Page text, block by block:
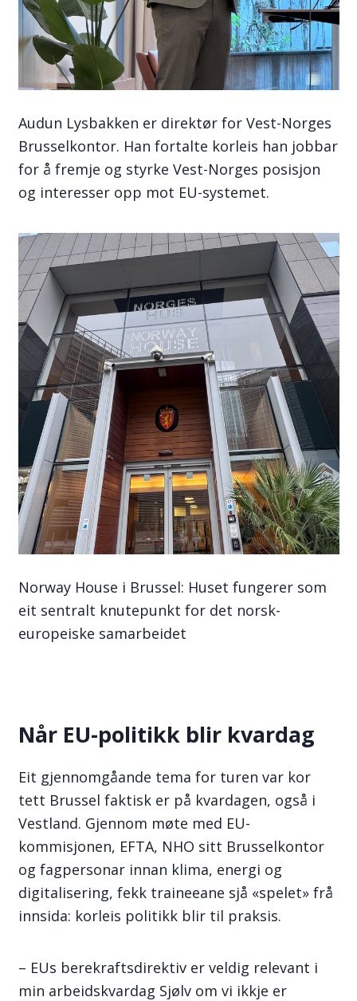
Audun Lysbakken er direktør for Vest-Norges
Brusselkontor. Han fortalte korleis han jobbar
for å fremje og styrke Vest-Norges posisjon
og interesser opp mot EU-systemet.
Norway House i Brussel: Huset fungerer som
eit sentralt knutepunkt for det norsk-
europeiske samarbeidet
Når EU-politikk blir kvardag
Eit gjennomgåande tema for turen var kor
tett Brussel faktisk er på kvardagen, også i
Vestland. Gjennom møte med EU-
kommisjonen, EFTA, NHO sitt Brusselkontor
og fagpersonar innan klima, energi og
digitalisering, fekk traineeane sjå «spelet» frå
innsida: korleis politikk blir til praksis.
– EUs berekraftsdirektiv er veldig relevant i
min arbeidskvardag Sjølv om vi ikkje er